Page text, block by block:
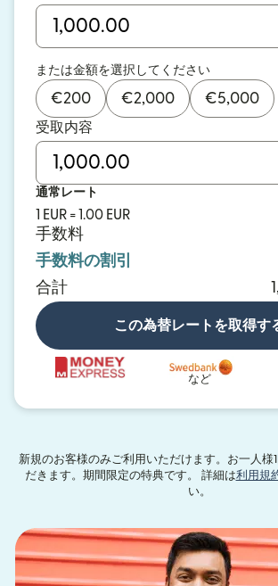
または金額を選択してください
€200 €2,000 €5,000
受取内容
通常レート
1 EUR = 1.00 EUR
手数料
手数料の割引
合計
この為替レートを取得す
など
新規のお客様のみご利用いただけます。お一人様
だきます。期間限定の特典です。 詳細は利用規
い。